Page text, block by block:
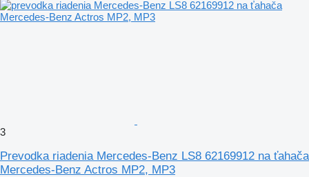
3
Prevodka riadenia Mercedes-Benz LS8 62169912 na ťahača
Mercedes-Benz Actros MP2, MP3